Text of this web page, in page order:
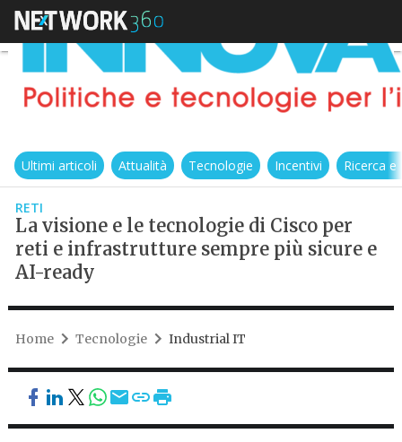
Ultimi articoli Attualità Tecnologie Incentivi Ricerca
RETI
La visione e le tecnologie di Cisco per
reti e infrastrutture sempre più sicure e
AI-ready
Home Tecnologie Industrial IT